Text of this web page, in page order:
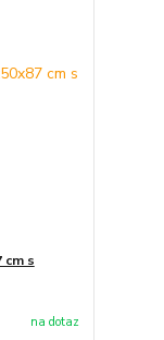
cm s
na dotaz